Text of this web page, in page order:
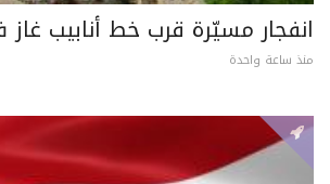
انفجار مسيّرة قرب خط أنابيب غاز
منذ ساعة واحدة